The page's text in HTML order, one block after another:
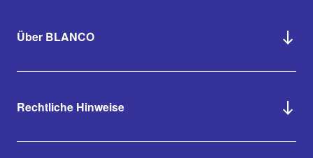
Über BLANCO
Rechtliche Hinweise